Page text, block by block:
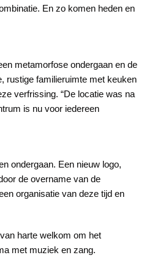
En zo komen heden en
metamorfose ondergaan en de
rustige familieruimte met keuken
verfrissing. “De locatie was na
is nu voor iedereen
ondergaan. Een nieuw logo,
de overname van de
organisatie van deze tijd en
harte welkom om het
met muziek en zang.